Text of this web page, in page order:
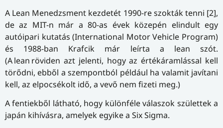
A Lean Menedzsment kezdetét 1990-re szokták tenni [2],
de az MIT-n már a 80-as évek közepén elindult egy
autóipari kutatás (International Motor Vehicle Program)
és 1988-ban Krafcik már leírta a lean szót.
(A lean röviden azt jelenti, hogy az értékáramlással kell
törődni, ebből a szempontból például ha valamit javítani
kell, az elpocsékolt idő, a vevő nem fizeti meg.)
A fentiekből látható, hogy különféle válaszok születtek a
japán kihívásra, amelyek egyike a Six Sigma.